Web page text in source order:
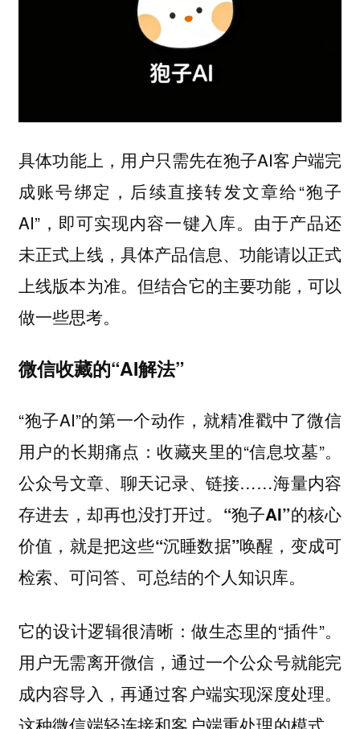
具体功能上，用户只需先在狍子AI客户端完
成账号绑定，后续直接转发文章给“狍子
AI”，即可实现内容一键入库。由于产品还
未正式上线，具体产品信息、功能请以正式
上线版本为准。但结合它的主要功能，可以
做一些思考。
微信收藏的“AI解法”
“狍子AI”的第一个动作，就精准戳中了微信
用户的长期痛点：收藏夹里的“信息坟墓”。
公众号文章、聊天记录、链接……海量内容
存进去，却再也没打开过。 “狍子AI”的核心
价值，就是把这些“沉睡数据”唤醒，变成可
检索、可问答、可总结的个人知识库。
它的设计逻辑很清晰：做生态里的“插件”。
用户无需离开微信，通过一个公众号就能完
成内容导入，再通过客户端实现深度处理。
这种微信端轻连接和客户端重处理的模式，